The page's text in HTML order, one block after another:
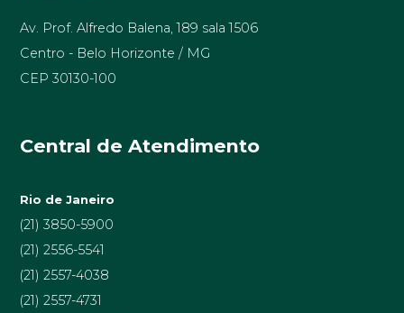
Av. Prof. Alfredo Balena, 189 sala 1506
Centro - Belo Horizonte / MG
CEP 30130-100
Central de Atendimento
Rio de Janeiro
(21) 3850-5900
(21) 2556-5541
(21) 2557-4038
(21) 2557-4731